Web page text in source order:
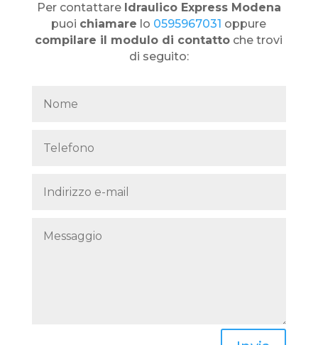
Per contattare Idraulico Express Modena
puoi chiamare lo 0595967031 oppure
compilare il modulo di contatto che trovi
di seguito: